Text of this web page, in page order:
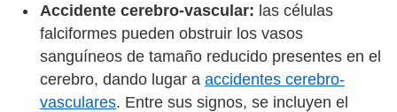
Accidente cerebro-vascular: las células
falciformes pueden obstruir los vasos
sanguíneos de tamaño reducido presentes en el
cerebro, dando lugar a accidentes cerebro-
vasculares. Entre sus signos, se incluyen el